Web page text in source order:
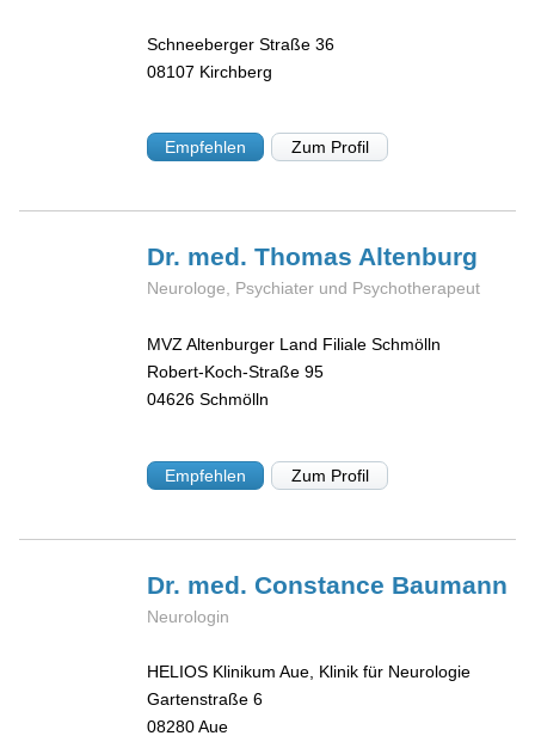
Schneeberger Straße 36
08107 Kirchberg
Empfehlen Zum Profil
Dr. med. Thomas Altenburg
Neurologe, Psychiater und Psychotherapeut
MVZ Altenburger Land Filiale Schmölln
Robert-Koch-Straße 95
04626 Schmölln
Empfehlen Zum Profil
Dr. med. Constance Baumann
Neurologin
HELIOS Klinikum Aue, Klinik für Neurologie
Gartenstraße 6
08280Aue